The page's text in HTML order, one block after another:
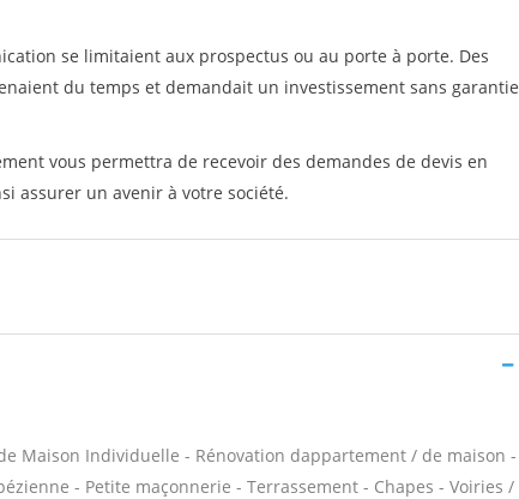
se limitaient aux prospectus ou au porte à porte. Des
du temps et demandait un investissement sans garantie
vous permettra de recevoir des demandes de devis en
assurer un avenir à votre société.
Maison Individuelle - Rénovation dappartement / de maison -
- Petite maçonnerie - Terrassement - Chapes - Voiries /